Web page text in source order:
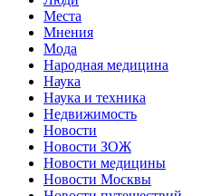
Места
Мнения
Мода
Народная медицина
Наука
Наука и техника
Недвижимость
Новости
Новости ЗОЖ
Новости медицины
Новости Москвы